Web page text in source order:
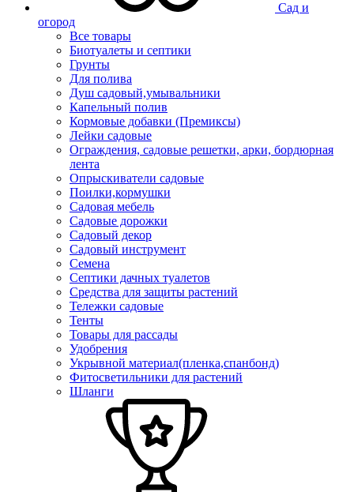
Сад и
огород
Все товары
Биотуалеты и септики
Грунты
Для полива
Душ садовый,умывальники
Капельный полив
Кормовые добавки (Премиксы)
Лейки садовые
Ограждения, садовые решетки, арки, бордюрная
лента
Опрыскиватели садовые
Поилки,кормушки
Садовая мебель
Садовые дорожки
Садовый декор
Садовый инструмент
Семена
Септики дачных туалетов
Средства для защиты растений
Тележки садовые
Тенты
Товары для рассады
Удобрения
Укрывной материал(пленка,спанбонд)
Фитосветильники для растений
Шланги